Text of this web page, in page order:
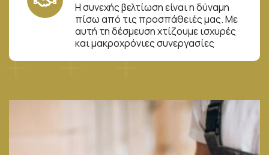
Η συνεχής βελτίωση είναι η δύναμη
πίσω από τις προσπάθειές μας. Με
αυτή τη δέσμευση χτίζουμε ισχυρές
και μακροχρόνιες συνεργασίες